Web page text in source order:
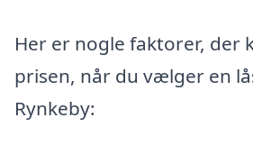
Her er nogle faktorer, der
prisen, når du vælger en
Rynkeby: